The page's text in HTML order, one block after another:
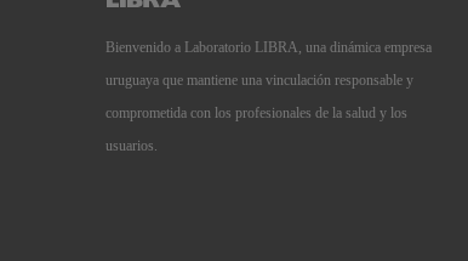
Bienvenido a Laboratorio LIBRA, una dinámica empresa
uruguaya que mantiene una vinculación responsable y
comprometida con los profesionales de la salud y los
usuarios.